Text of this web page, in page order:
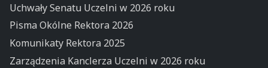
Uchwały Senatu Uczelni w 2026 roku
Pisma Okólne Rektora 2026
Komunikaty Rektora 2025
Zarządzenia Kanclerza Uczelni w 2026 roku